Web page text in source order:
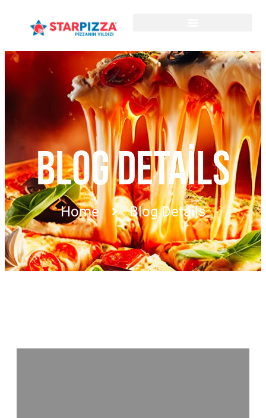
BLOG DETAILS
Home Blog Details